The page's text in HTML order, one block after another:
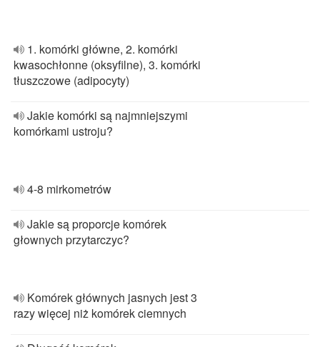
1. komórki główne, 2. komórki
kwasochłonne (oksyfilne), 3. komórki
tłuszczowe (adipocyty)
Jakie komórki są najmniejszymi
komórkami ustroju?
4-8 mirkometrów
Jakie są proporcje komórek
głownych przytarczyc?
Komórek głównych jasnych jest 3
razy więcej niż komórek ciemnych